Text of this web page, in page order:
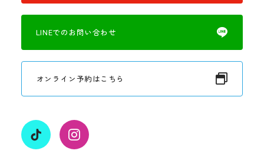
LINEでのお問い合わせ
オンライン予約はこちら